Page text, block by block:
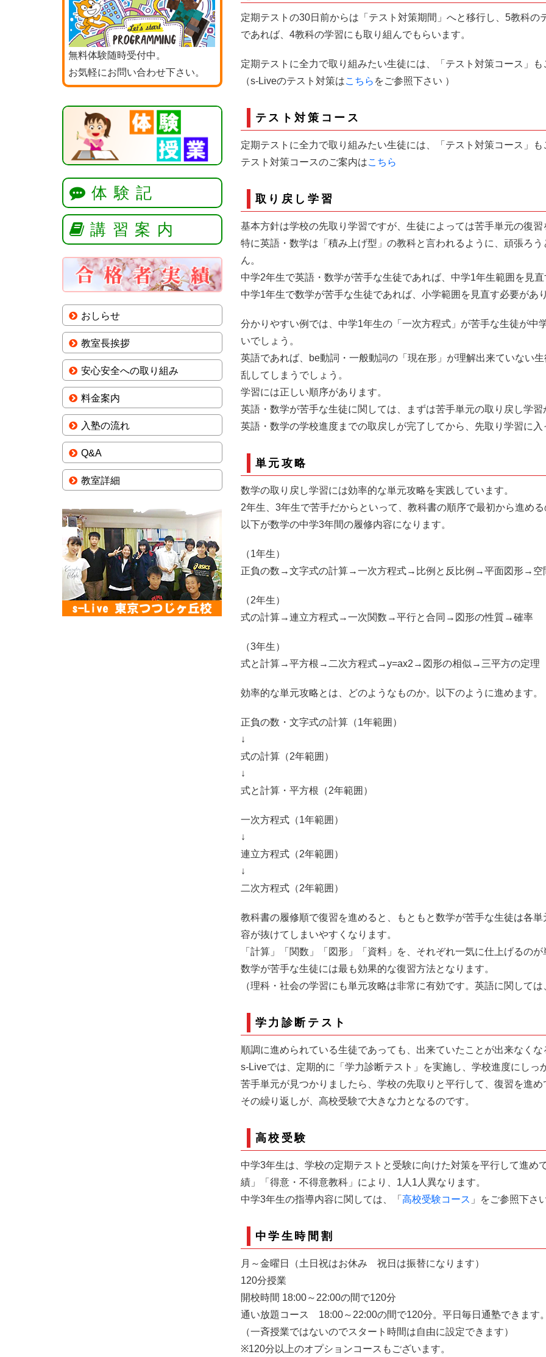
定期テストの30日前からは「テスト対策期間」へと移行し、5教科の
であれば、4教科の学習にも取り組んでもらいます。
定期テストに全力で取り組みたい生徒には、「テスト対策コース」も
（s-Liveのテスト対策はこちら をご参照下さい ）
テスト対策コース
定期テストに全力で取り組みたい生徒には、「テスト対策コース」も
テスト対策コースのご案内はこちら
取り戻し学習
基本方針は学校の先取り学習ですが、生徒によっては苦手単元の復習
特に英語・数学は「積み上げ型」の教科と言われるように、頑張ろ
ん。
中学2年生で英語・数学が苦手な生徒であれば、中学1年生範囲を見直
中学1年生で数学が苦手な生徒であれば、小学範囲を見直す必要があり
分かりやすい例では、中学1年生の「一次方程式」が苦手な生徒が中
いでしょう。
英語であれば、be動詞・一般動詞の「現在形」が理解出来ていない
乱してしまうでしょう。
学習には正しい順序があります。
英語・数学が苦手な生徒に関しては、まずは苦手単元の取り戻し学習
英語・数学の学校進度までの取戻しが完了してから、先取り学習に入
単元攻略
数学の取り戻し学習には効率的な単元攻略を実践しています。
2年生、3年生で苦手だからといって、教科書の順序で最初から進める
以下が数学の中学3年間の履修内容になります。
（1年生）
正負の数→文字式の計算→一次方程式→比例と反比例→平面図形→空
（2年生）
式の計算→連立方程式→一次関数→平行と合同→図形の性質→確率
（3年生）
式と計算→平方根→二次方程式→y=ax2→図形の相似→三平方の定理
効率的な単元攻略とは、どのようなものか。以下のように進めます。
正負の数・文字式の計算（1年範囲）
↓
式の計算（2年範囲）
↓
式と計算・平方根（2年範囲）
一次方程式（1年範囲）
↓
連立方程式（2年範囲）
↓
二次方程式（2年範囲）
教科書の履修順で復習を進めると、もともと数学が苦手な生徒は各
容が抜けてしまいやすくなります。
「計算」「関数」「図形」「資料」を、それぞれ一気に仕上げるのが
数学が苦手な生徒には最も効果的な復習方法となります。
（理科・社会の学習にも単元攻略は非常に有効です。英語に関しては
学力診断テスト
順調に進められている生徒であっても、出来ていたことが出来なく
s-Liveでは、定期的に「学力診断テスト」を実施し、学校進度にしっ
苦手単元が見つかりましたら、学校の先取りと平行して、復習を進め
その繰り返しが、高校受験で大きな力となるのです。
高校受験
中学3年生は、学校の定期テストと受験に向けた対策を平行して進め
績」「得意・不得意教科」により、1人1人異なります。
中学3年生の指導内容に関しては、「 高校受験コース 」をご参照下さい
中学生時間割
月～金曜日（土日祝はお休み 祝日は振替になります）
120分授業
開校時間 18:00～22:00の間で120分
通い放題コース 18:00～22:00の間で120分。平日毎日通塾できます。
（一斉授業ではないのでスタート時間は自由に設定できます）
※120分以上のオプションコースもございます。
無料体験随時受付中。
お気軽にお問い合わせ下さい。
体験記
講習案内
おしらせ
教室長挨拶
安心安全への取り組み
料金案内
入塾の流れ
Q&A
教室詳細